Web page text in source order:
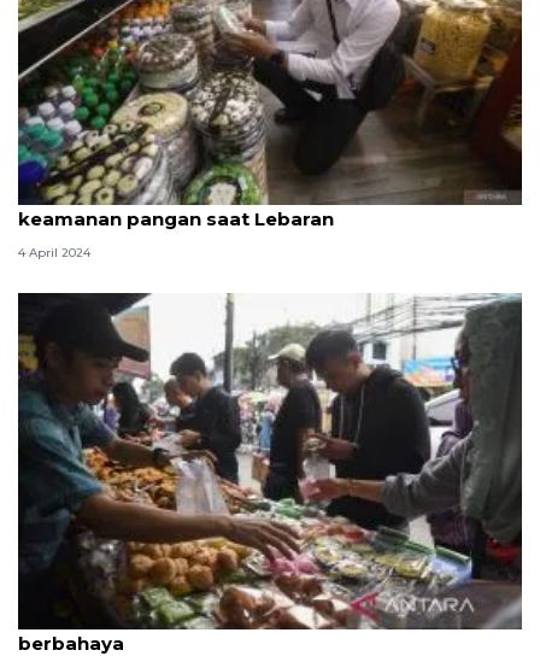
BPOM ingatkan masyarakat untuk waspada
keamanan pangan saat Lebaran
4 April 2024
BPOM DKI temukan takjil mengandung bahan
berbahaya